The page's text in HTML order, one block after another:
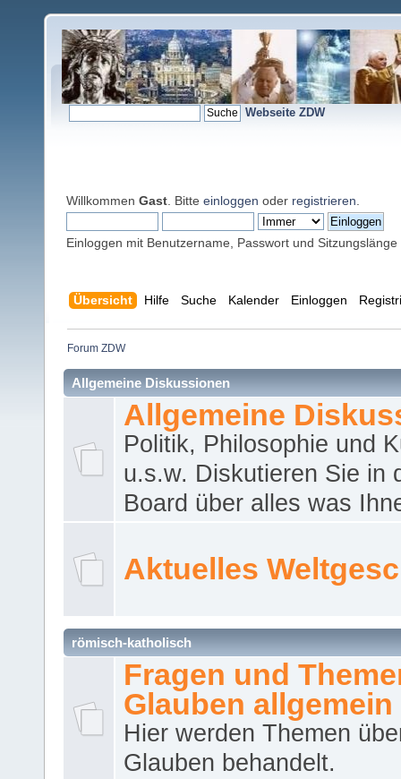
Webseite ZDW
Willkommen Gast . Bitte einloggen oder registrieren
Einloggen mit Benutzername, Passwort und Sitzungslänge
Übersicht Hilfe Suche Kalender Einloggen
Forum ZDW
Allgemeine Diskussionen
Allgemeine
Politik, Philosophie und
u.s.w. Diskutieren Sie in
Board über alles was
Aktuelles
römisch-katholisch
Fragen und
Glauben allgemein
Hier werden Themen
Glauben behandelt.